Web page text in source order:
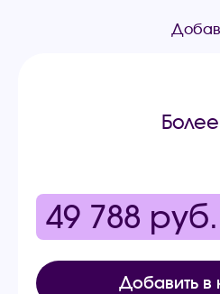
49 788 руб.
Добавить в